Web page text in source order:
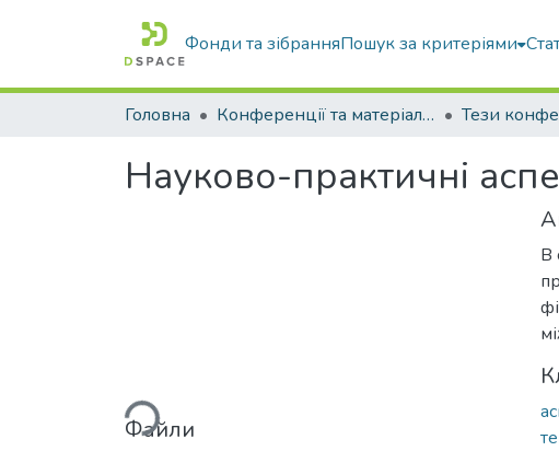
Фонди та зібранняПошук за критеріями
Головна Конференції та матеріали конференцій Тези
Науково-практичні
Вантажиться...
Файли
В